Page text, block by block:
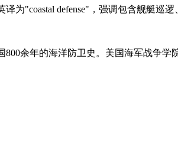
"coastal defense"，强调包含舰艇巡
余年的海洋防卫史。美国海军战争